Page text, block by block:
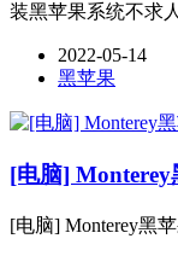
装黑苹果系统不求
2022-05-14
黑苹果
[电脑]
[电脑] Monterey黑